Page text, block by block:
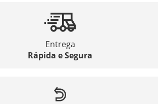
Entrega
Rápida e Segura